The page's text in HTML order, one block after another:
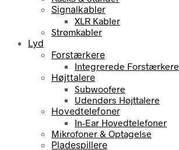
Signalkabler
XLR Kabler
Strømkabler
Lyd
Forstærkere
Integrerede Forstærkere
Højttalere
Subwoofere
Udendørs Højttalere
Hovedtelefoner
In-Ear Hovedtelefoner
Mikrofoner & Optagelse
Pladespillere